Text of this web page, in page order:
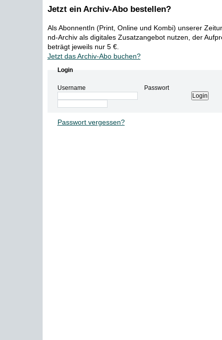
Jetzt ein Archiv-Abo bestellen?
Als AbonnentIn (Print, Online und Kombi) unserer
nd-Archiv als digitales Zusatzangebot nutzen, der
beträgt jeweils nur 5 €.
Jetzt das Archiv-Abo buchen?
Login
Username Passwort
Passwort vergessen?